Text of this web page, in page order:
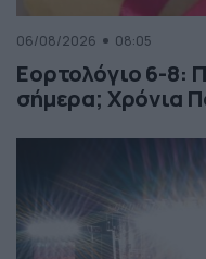
06/08/2026 08:05
Εορτολόγιο 6-8:
σήμερα; Χρόνια